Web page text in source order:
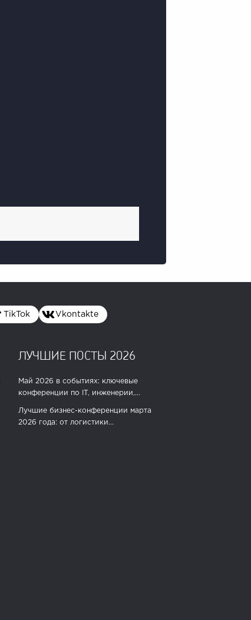
TikTok Vkontakte
ЛУЧШИЕ ПОСТЫ 2026
Май 2026 в событиях: ключевые
конференции по IT, инженерии,...
Лучшие бизнес-конференции марта
2026 года: от логистики...